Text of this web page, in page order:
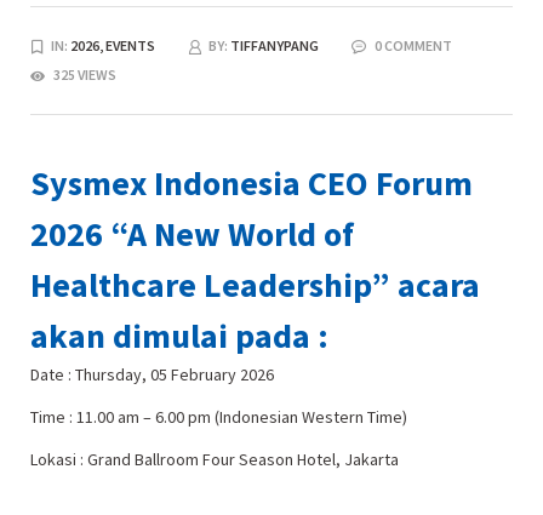
IN: 2026,EVENTS BY: TIFFANYPANG
0 COMMENT
325 VIEWS
Sysmex Indonesia CEO Forum
2026 “A New World of
Healthcare Leadership” acara
akan dimulai pada :
Date : Thursday, 05 February 2026
Time : 11.00 am – 6.00 pm (Indonesian Western Time)
Lokasi : Grand Ballroom Four Season Hotel, Jakarta